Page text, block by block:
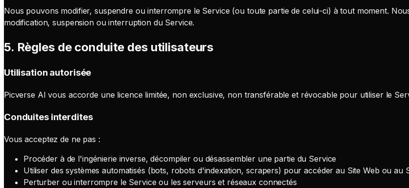
Nous pouvons modifier, suspendre ou interrompre le Service (ou toute partie de celui-ci) à tout moment.
modification, suspension ou interruption du Service.
5. Règles de conduite des utilisateurs
Utilisation autorisée
Picverse AI vous accorde une licence limitée, non exclusive, non transférable et révocable pour utiliser le
Conduites interdites
Vous acceptez de ne pas :
Procéder à de l'ingénierie inverse, décompiler ou désassembler une partie du Service
Utiliser des systèmes automatisés (bots, robots d'indexation, scrapers) pour accéder au Site Web ou au
Perturber ou interrompre le Service ou les serveurs et réseaux connectés